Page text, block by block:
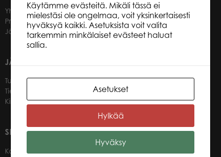
Yhteystiedot
Promotuotteet
Jälleenmyyjät
JÄLLEENMYYJILLEMME
Tule jälleenmyyjäksi
Tietoa jälleenmyyjille
Kirjaudu verkkokauppaan
SEURAA MEITÄ
Kanavat
Käytämme evästeitä. Mikäli tässä ei
mielestäsi ole ongelmaa, voit yksinkertaisesti
hyväksyä kaikki. Asetuksista voit valita
tarkemmin minkälaiset evästeet haluat
sallia.
Asetukset
Hylkää
Hyväksy